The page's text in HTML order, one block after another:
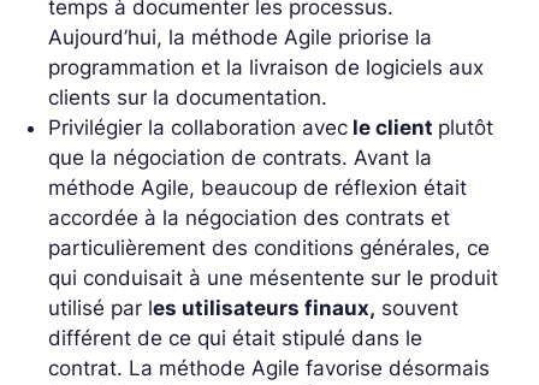
temps à documenter les processus.
Aujourd’hui, la méthode Agile priorise la
programmation et la livraison de logiciels aux
clients sur la documentation.
Privilégier la collaboration avec le client plutôt
que la négociation de contrats. Avant la
méthode Agile, beaucoup de réflexion était
accordée à la négociation des contrats et
particulièrement des conditions générales, ce
qui conduisait à une mésentente sur le produit
utilisé par les utilisateurs finaux, souvent
différent de ce qui était stipulé dans le
contrat. La méthode Agile favorise désormais